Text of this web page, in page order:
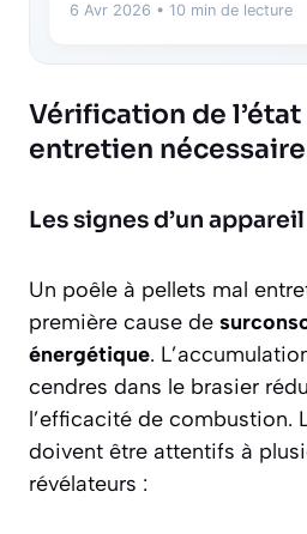
6 Avr 2026 • 10 min de lecture
Vérification de
entretien nécessaire
Les signes d’un
Un poêle à pellets mal
première cause de
énergétique.
cendres dans le brasier
l’efficacité de combustion.
doivent être attentifs à
révélateurs :